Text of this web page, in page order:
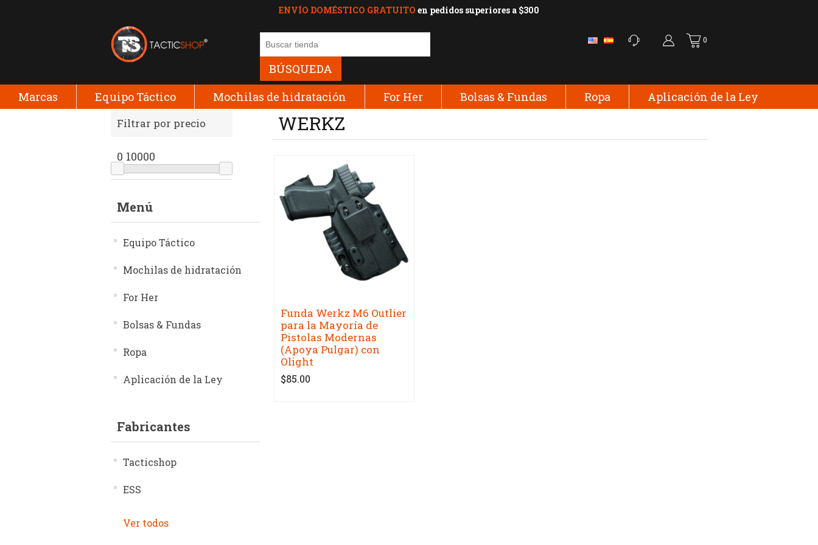
ENVÍO DOMÉSTICO GRATUITO en pedidos superiores a $300
BÚSQUEDA
0
Marcas Equipo Táctico Mochilas de hidratación For Her Bolsas & Fundas Ropa Aplicación de la Ley
Filtrar por precio
0 10000
Menú
Equipo Táctico
Mochilas de hidratación
For Her
Bolsas & Fundas
Ropa
Aplicación de la Ley
Fabricantes
Tacticshop
ESS
Ver todos
WERKZ
Funda Werkz M6 Outlier
para la Mayoría de
Pistolas Modernas
(Apoya Pulgar) con
Olight
$85.00